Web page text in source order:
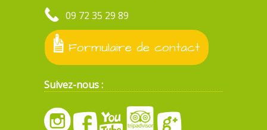
09 72 35 29 89
Formulaire de contact
Suivez-nous :